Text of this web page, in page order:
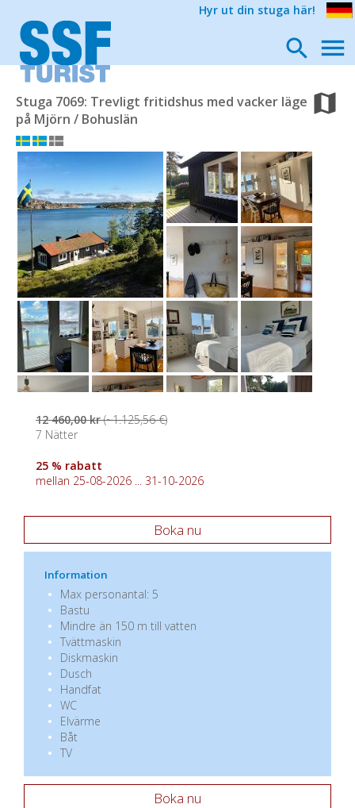
Hyr ut din stuga här!
Stuga 7069: Trevligt fritidshus med vacker läge
på Mjörn / Bohuslän
12 460,00 kr(~1.125,56 €)
7 Nätter
25 % rabatt
mellan 25-08-2026 ... 31-10-2026
Boka nu
Information
Max personantal: 5
Bastu
Mindre än 150 m till vatten
Tvättmaskin
Diskmaskin
Dusch
Handfat
WC
Elvärme
Båt
TV
Boka nu